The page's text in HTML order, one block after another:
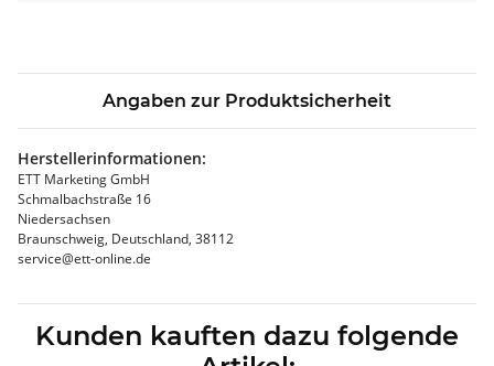
Angaben zur Produktsicherheit
Herstellerinformationen:
ETT Marketing GmbH
Schmalbachstraße 16
Niedersachsen
Braunschweig, Deutschland, 38112
service@ett-online.de
Kunden kauften dazu folgende